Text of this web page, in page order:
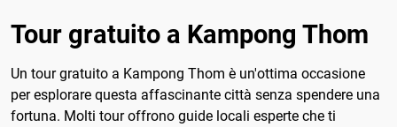
Tour gratuito a Kampong Thom
Un tour gratuito a Kampong Thom è un'ottima occasione
per esplorare questa affascinante città senza spendere una
fortuna. Molti tour offrono guide locali esperte che ti